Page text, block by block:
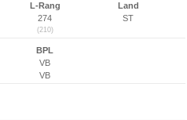
L-Rang
274
(210)
Land
ST
BPL
VB
VB